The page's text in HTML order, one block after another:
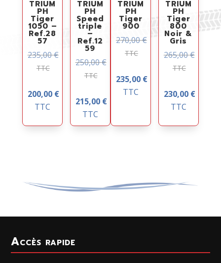
TRIUM
PH
Tiger
1050 –
Ref.28
57
235,00€
TTC
200,00 €
TTC
TRIUM
PH
Speed
triple
–
Ref.12
59
250,00€
TTC
215,00 €
TTC
TRIUM
PH
Tiger
900
270,00€
TTC
235,00 €
TTC
TRIUM
PH
Tiger
800
Noir &
Gris
265,00€
TTC
230,00 €
TTC
Accès rapide